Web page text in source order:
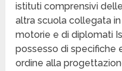
istituti comprensivi
altra scuola collegata
motorie e di diplomati
possesso di specifiche
ordine alla